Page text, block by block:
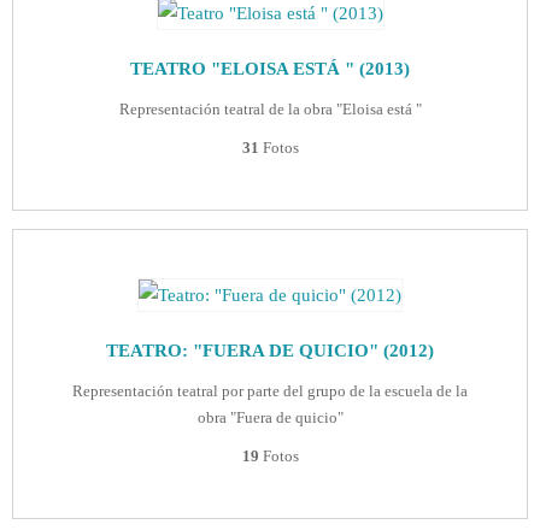
TEATRO "ELOISA ESTÁ " (2013)
Representación teatral de la obra "Eloisa está "
31 Fotos
TEATRO: "FUERA DE QUICIO" (2012)
Representación teatral por parte del grupo de la escuela de la
obra "Fuera de quicio"
19 Fotos